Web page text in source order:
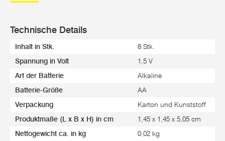
Technische Details
Inhalt in Stk. 8 Stk.
Spannung in Volt 1,5 V
Art der Batterie Alkaline
Batterie-Größe AA
Verpackung Karton und Kunststoff
Produktmaße (L x B x H) in cm 1,45 x 1,45 x 5,05 cm
Nettogewicht ca. in kg 0,02 kg